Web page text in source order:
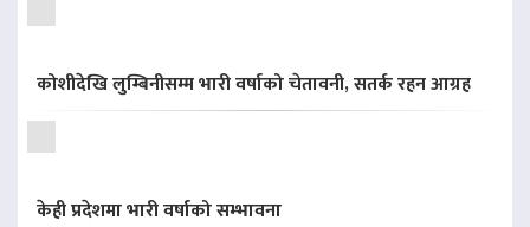
कोशीदेखि लुम्बिनीसम्म भारी वर्षाको चेतावनी, सतर्क रहन आग्रह
केही प्रदेशमा भारी वर्षाको सम्भावना